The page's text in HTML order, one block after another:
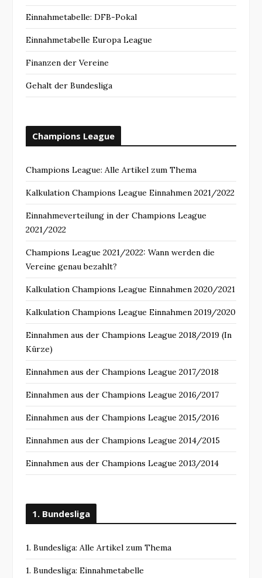
Einnahmetabelle: DFB-Pokal
Einnahmetabelle Europa League
Finanzen der Vereine
Gehalt der Bundesliga
Champions League
Champions League: Alle Artikel zum Thema
Kalkulation Champions League Einnahmen 2021/2022
Einnahmeverteilung in der Champions League
2021/2022
Champions League 2021/2022: Wann werden die
Vereine genau bezahlt?
Kalkulation Champions League Einnahmen 2020/2021
Kalkulation Champions League Einnahmen 2019/2020
Einnahmen aus der Champions League 2018/2019 (In
Kürze)
Einnahmen aus der Champions League 2017/2018
Einnahmen aus der Champions League 2016/2017
Einnahmen aus der Champions League 2015/2016
Einnahmen aus der Champions League 2014/2015
Einnahmen aus der Champions League 2013/2014
1. Bundesliga
1. Bundesliga: Alle Artikel zum Thema
1. Bundesliga: Einnahmetabelle